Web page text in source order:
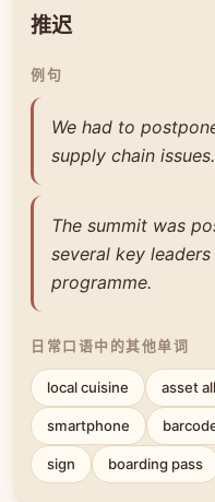
推迟
例句
We had to
supply chain issues.
The summit was
several key
programme.
日常口语中的其他单词
local cuisine asset
smartphone
sign boarding pass